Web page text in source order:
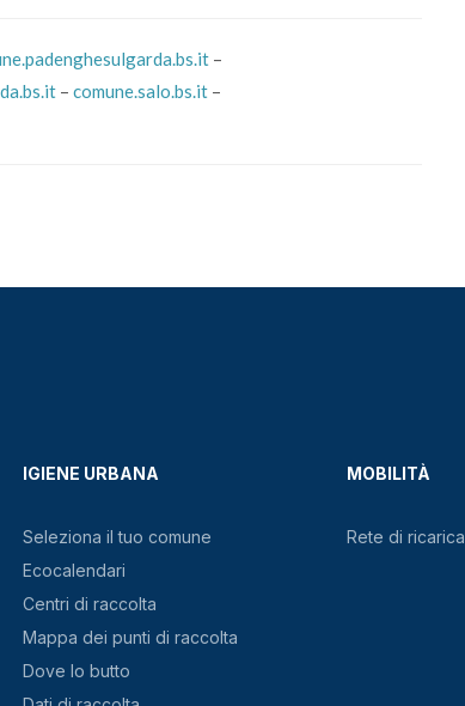
–
– comune.salo.bs.it –
IGIENE URBANA
Seleziona il tuo comune
Ecocalendari
Centri di raccolta
Mappa dei punti di raccolta
Dove lo butto
MOBILITÀ
Rete di ricarica